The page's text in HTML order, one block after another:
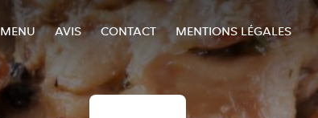
MENU AVIS CONTACT MENTIONS LÉGALES